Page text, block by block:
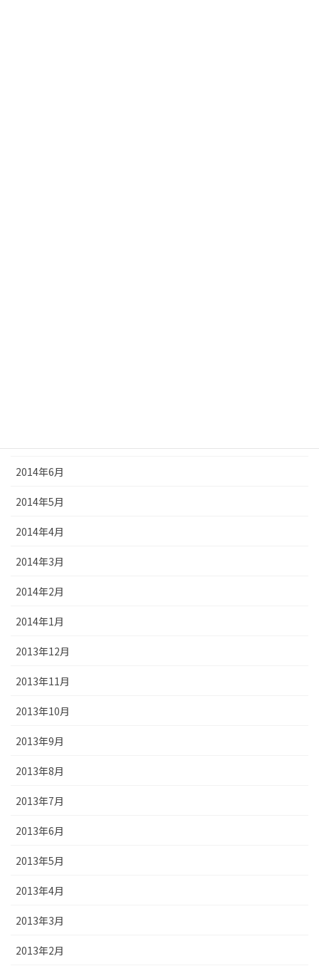
2014年6月
2014年5月
2014年4月
2014年3月
2014年2月
2014年1月
2013年12月
2013年11月
2013年10月
2013年9月
2013年8月
2013年7月
2013年6月
2013年5月
2013年4月
2013年3月
2013年2月